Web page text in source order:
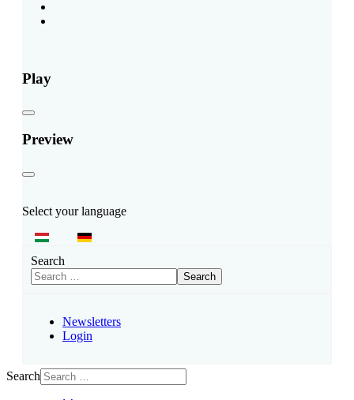
Play
Preview
Select your language
Search
Search
Newsletters
Login
Search